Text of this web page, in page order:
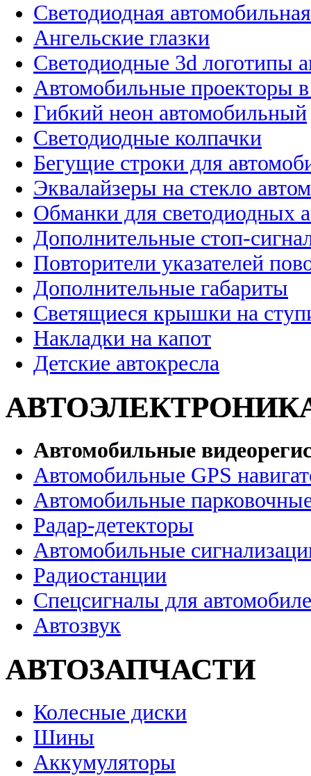
Светодиодная
Ангельские глазки
Светодиодные 3d логотипы
Автомобильные проекторы
Гибкий неон автомобильный
Светодиодные колпачки
Бегущие строки для
Эквалайзеры на стекло
Обманки для светодиодных
Дополнительные стоп-
Повторители указателей
Дополнительные габариты
Светящиеся крышки на
Накладки на капот
Детские автокресла
Автомобильные
Автомобильные GPS
Автомобильные
Радар-детекторы
Автомобильные
Радиостанции
Спецсигналы для
Автозвук
АВТОЗАПЧАСТИ
Колесные диски
Шины
Аккумуляторы